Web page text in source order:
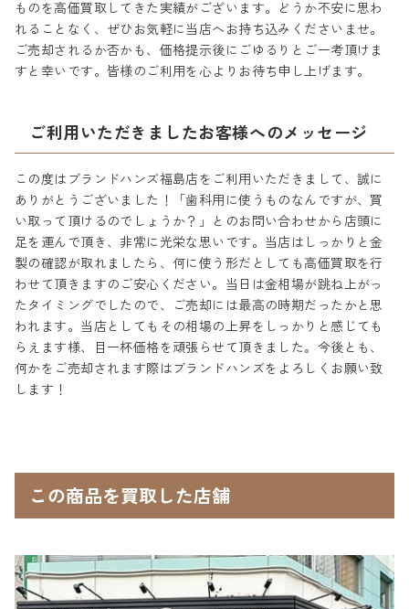
ものを高価買取してきた実績がございます。どうか不安に思わ
れることなく、ぜひお気軽に当店へお持ち込みくださいませ。
ご売却されるか否かも、価格提示後にごゆるりとご一考頂けま
すと幸いです。皆様のご利用を心よりお待ち申し上げます。
ご利用いただきましたお客様へのメッセージ
この度はブランドハンズ福島店をご利用いただきまして、誠に
ありがとうございました！「歯科用に使うものなんですが、買
い取って頂けるのでしょうか？」とのお問い合わせから店頭に
足を運んで頂き、非常に光栄な思いです。当店はしっかりと金
製の確認が取れましたら、何に使う形だとしても高価買取を行
わせて頂きますのご安心ください。当日は金相場が跳ね上がっ
たタイミングでしたので、ご売却には最高の時期だったかと思
われます。当店としてもその相場の上昇をしっかりと感じても
らえます様、目一杯価格を頑張らせて頂きました。今後とも、
何かをご売却されます際はブランドハンズをよろしくお願い致
します！
この商品を買取した店舗